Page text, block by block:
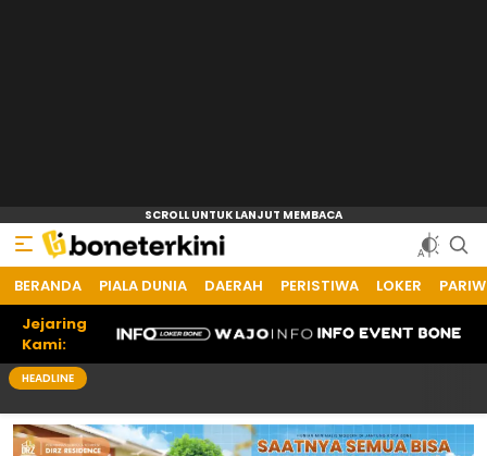
Bone Terkini
Referensi Informasi Terkini
BERANDA PIALA DUNIA DAERAH PERISTIWA LOKER
Jejaring
Kami:
HEADLINE